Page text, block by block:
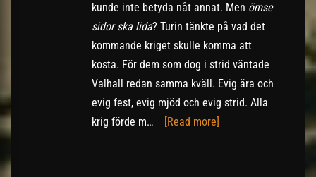
kunde inte betyda nåt annat. Men ömse
sidor ska lida? Turin tänkte på vad det
kommande kriget skulle komma att
kosta. För dem som dog i strid väntade
Valhall redan samma kväll. Evig ära och
evig fest, evig mjöd och evig strid. Alla
krig förde m…
[Read more]